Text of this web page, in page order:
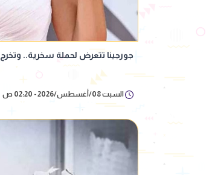
جورجينا تتعرض لحملة سخرية..
السبت 08/أغسطس/2026 - 02:20 ص